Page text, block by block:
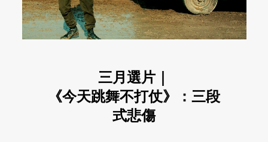
三月選片｜
《今天跳舞不打仗》：三段
式悲傷